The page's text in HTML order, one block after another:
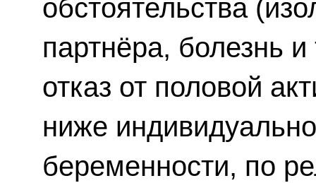
обстоятельства
партнёра, болезнь
отказ от половой
ниже
беременности, по